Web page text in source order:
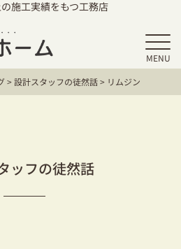
施工実績をもつ工務店
MENU
HOME
ームの家づくり
客様の声
フターサポート
>設計スタッフの徒然話> リムジン
ッフの徒然話